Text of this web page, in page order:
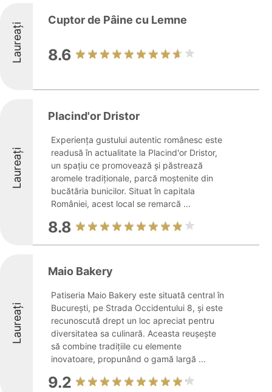
Laureați
Cuptor de Pâine cu Lemne
8.6
Laureați
Placind'or Dristor
Experiența gustului autentic românesc este
readusă în actualitate la Placind'or Dristor,
un spațiu ce promovează și păstrează
aromele tradiționale, parcă moștenite din
bucătăria bunicilor. Situat în capitala
României, acest local se remarcă ...
8.8
Laureați
Maio Bakery
Patiseria Maio Bakery este situată central în
București, pe Strada Occidentului 8, și este
recunoscută drept un loc apreciat pentru
diversitatea sa culinară. Aceasta reușește
să combine tradițiile cu elemente
inovatoare, propunând o gamă largă ...
9.2